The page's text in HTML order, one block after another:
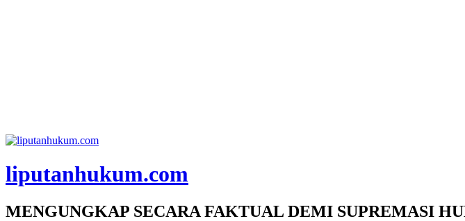
liputanhukum.com
MENGUNGKAP SECARA FAKTUAL DEMI SUPREMASI